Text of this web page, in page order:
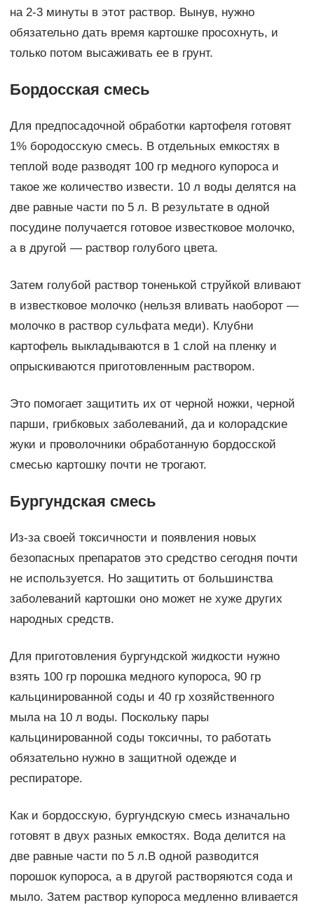
на 2-3 минуты в этот раствор. Вынув, нужно
обязательно дать время картошке просохнуть, и
только потом высаживать ее в грунт.
Бордосская смесь
Для предпосадочной обработки картофеля готовят
1% бородосскую смесь. В отдельных емкостях в
теплой воде разводят 100 гр медного купороса и
такое же количество извести. 10 л воды делятся на
две равные части по 5 л. В результате в одной
посудине получается готовое известковое молочко,
а в другой — раствор голубого цвета.
Затем голубой раствор тоненькой струйкой вливают
в известковое молочко (нельзя вливать наоборот —
молочко в раствор сульфата меди). Клубни
картофель выкладываются в 1 слой на пленку и
опрыскиваются приготовленным раствором.
Это помогает защитить их от черной ножки, черной
парши, грибковых заболеваний, да и колорадские
жуки и проволочники обработанную бордосской
смесью картошку почти не трогают.
Бургундская смесь
Из-за своей токсичности и появления новых
безопасных препаратов это средство сегодня почти
не используется. Но защитить от большинства
заболеваний картошки оно может не хуже других
народных средств.
Для приготовления бургундской жидкости нужно
взять 100 гр порошка медного купороса, 90 гр
кальцинированной соды и 40 гр хозяйственного
мыла на 10 л воды. Поскольку пары
кальцинированной соды токсичны, то работать
обязательно нужно в защитной одежде и
респираторе.
Как и бордосскую, бургундскую смесь изначально
готовят в двух разных емкостях. Вода делится на
две равные части по 5 л.В одной разводится
порошок купороса, а в другой растворяются сода и
мыло. Затем раствор купороса медленно вливается